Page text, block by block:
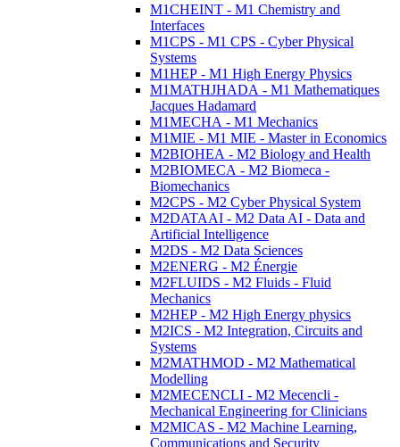
M1CHEINT - M1 Chemistry and
Interfaces
M1CPS - M1 CPS - Cyber Physical
Systems
M1HEP - M1 High Energy Physics
M1MATHJHADA - M1 Mathematiques
Jacques Hadamard
M1MECHA - M1 Mechanics
M1MIE - M1 MIE - Master in Economics
M2BIOHEA - M2 Biology and Health
M2BIOMECA - M2 Biomeca -
Biomechanics
M2CPS - M2 Cyber Physical System
M2DATAAI - M2 Data AI - Data and
Artificial Intelligence
M2DS - M2 Data Sciences
M2ENERG - M2 Énergie
M2FLUIDS - M2 Fluids - Fluid
Mechanics
M2HEP - M2 High Energy physics
M2ICS - M2 Integration, Circuits and
Systems
M2MATHMOD - M2 Mathematical
Modelling
M2MECENCLI - M2 Mecencli -
Mechanical Engineering for Clinicians
M2MICAS - M2 Machine Learning,
Communications and Security